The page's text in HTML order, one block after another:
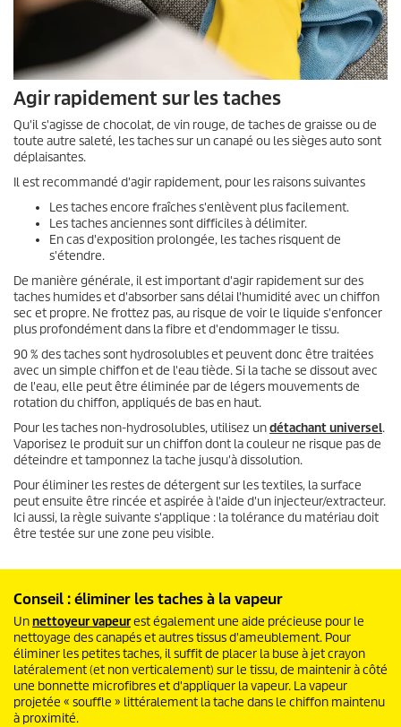
Agir rapidement sur les taches
Qu'il s'agisse de chocolat, de vin rouge, de taches de graisse ou de
toute autre saleté, les taches sur un canapé ou les sièges auto sont
déplaisantes.
Il est recommandé d'agir rapidement, pour les raisons suivantes
Les taches encore fraîches s'enlèvent plus facilement.
Les taches anciennes sont difficiles à délimiter.
En cas d'exposition prolongée, les taches risquent de
s'étendre.
De manière générale, il est important d'agir rapidement sur des
taches humides et d'absorber sans délai l'humidité avec un chiffon
sec et propre. Ne frottez pas, au risque de voir le liquide s'enfoncer
plus profondément dans la fibre et d'endommager le tissu.
90 % des taches sont hydrosolubles et peuvent donc être traitées
avec un simple chiffon et de l'eau tiède. Si la tache se dissout avec
de l'eau, elle peut être éliminée par de légers mouvements de
rotation du chiffon, appliqués de bas en haut.
Pour les taches non-hydrosolubles, utilisez undétachant universel.
Vaporisez le produit sur un chiffon dont la couleur ne risque pas de
déteindre et tamponnez la tache jusqu'à dissolution.
Pour éliminer les restes de détergent sur les textiles, la surface
peut ensuite être rincée et aspirée à l'aide d'un injecteur/extracteur.
Ici aussi, la règle suivante s'applique : la tolérance du matériau doit
être testée sur une zone peu visible.
Conseil : éliminer les taches à la vapeur
Unnettoyeur vapeurest également une aide précieuse pour le
nettoyage des canapés et autres tissus d'ameublement. Pour
éliminer les petites taches, il suffit de placer la buse à jet crayon
latéralement (et non verticalement) sur le tissu, de maintenir à côté
une bonnette microfibres et d'appliquer la vapeur. La vapeur
projetée « souffle » littéralement la tache dans le chiffon maintenu
à proximité.